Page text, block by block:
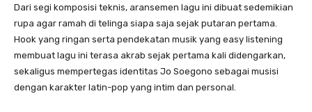
​Dari segi komposisi teknis, aransemen lagu ini dibuat sedemikian
rupa agar ramah di telinga siapa saja sejak putaran pertama.
Hook yang ringan serta pendekatan musik yang easy listening
membuat lagu ini terasa akrab sejak pertama kali didengarkan,
sekaligus mempertegas identitas Jo Soegono sebagai musisi
dengan karakter latin-pop yang intim dan personal.